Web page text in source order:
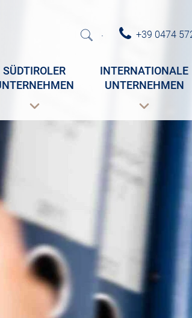
· +39 0474
SÜDTIROLER
INTERNATIONALE
UNTERNEHMEN